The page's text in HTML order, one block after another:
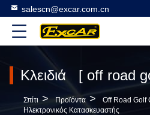
salescn@excar.com.cn
Σπίτι > Προϊόντα >
Off Road Golf
Ηλεκτρονικός Κατασκευαστής